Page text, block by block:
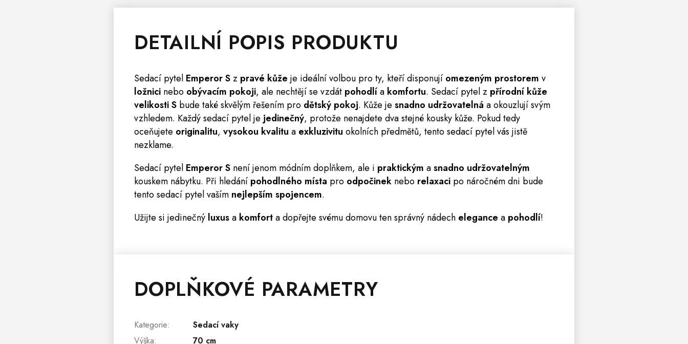
DETAILNÍ POPIS PRODUKTU
Sedací pytel Emperor Sz pravé kůže je ideální volbou pro ty, kteří disponují omezeným prostorem v
ložnici nebo obývacím pokoji, ale nechtějí se vzdát pohodlía komfortu. Sedací pytel z přírodní kůže
velikosti S bude také skvělým řešením pro dětský pokoj. Kůže je snadno udržovatelná a okouzlují svým
vzhledem. Každý sedací pytel je jedinečný, protože nenajdete dva stejné kousky kůže. Pokud tedy
oceňujete originalitu, vysokou kvalitu a exkluzivitu okolních předmětů, tento sedací pytel vás jistě
nezklame.
Sedací pytel Emperor S není jenom módním doplňkem, ale i praktickým asnadno udržovatelným
kouskem nábytku. Při hledání pohodlného místa pro odpočinek nebo relaxaci po náročném dni bude
tento sedací pytel vaším nejlepším spojencem.
Užijte si jedinečný luxusa komforta dopřejte svému domovu ten správný nádech elegance a pohodlí!
DOPLŇKOVÉ PARAMETRY
Kategorie:
Sedací vaky
Výška: 70 cm